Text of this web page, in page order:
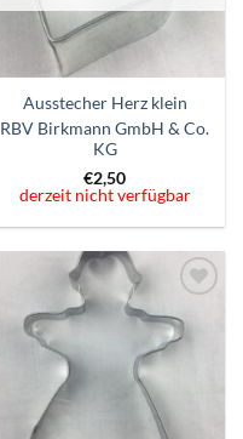
Ausstecher Herz klein
RBV Birkmann GmbH & Co.
KG
€2,50
derzeit nicht verfügbar
Wunschzettel
hinzufügen